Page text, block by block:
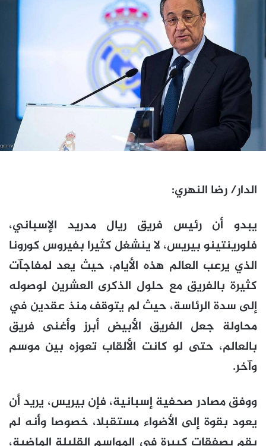
الدار/ رضا النهري:
يبدو أن رئيس فريق ريال مدريد الإسباني،
فلورينتينو بيريس، لا ينشغل كثيرا بفيروس كورونا
الذي يرعب العالم هذه الأيام، حيث يعد لمفاجآت
كثيرة بالفريق مع حلول الذكرى العشرين لوصوله
إلى سدة الرئاسة، حيث لم يتوقف منذ عقدين في
محاولة جعل الفريق الأبيض أبرز وأغنى فريق
بالعالم، حتى لو كانت الألقاب تعوزه بين موسم
وآخر.
ووفق مصادر صحفية إسبانية، فإن بيريس، يريد أن
يعود بقوة إلى الأضواء مستقبلا، خصوصا وأنه لم